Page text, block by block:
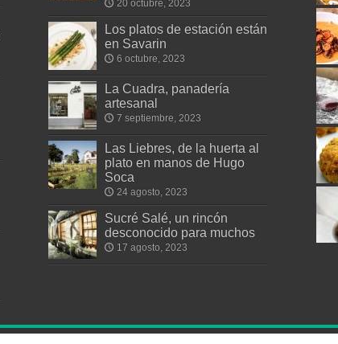
20 octubre, 2023
Los platos de estación están
en Savarin
6 octubre, 2023
La Cuadra, panadería
artesanal
7 septiembre, 2023
Las Liebres, de la huerta al
plato en manos de Hugo
Soca
24 agosto, 2023
Sucré Salé, un rincón
desconocido para muchos
17 agosto, 2023